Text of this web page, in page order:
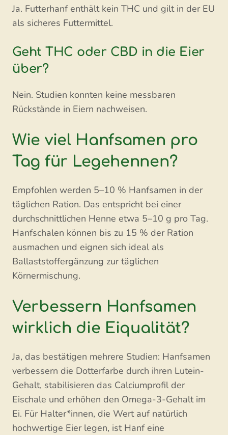
Ja. Futterhanf enthält kein THC und gilt in der EU
als sicheres Futtermittel.
Geht THC oder CBD in die Eier
über?
Nein. Studien konnten keine messbaren
Rückstände in Eiern nachweisen.
Wie viel Hanfsamen pro
Tag für Legehennen?
Empfohlen werden 5–10 % Hanfsamen in der
täglichen Ration. Das entspricht bei einer
durchschnittlichen Henne etwa 5–10 g pro Tag.
Hanfschalen können bis zu 15 % der Ration
ausmachen und eignen sich ideal als
Ballaststoffergänzung zur täglichen
Körnermischung.
Verbessern Hanfsamen
wirklich die Eiqualität?
Ja, das bestätigen mehrere Studien: Hanfsamen
verbessern die Dotterfarbe durch ihren Lutein-
Gehalt, stabilisieren das Calciumprofil der
Eischale und erhöhen den Omega-3-Gehalt im
Ei. Für Halter*innen, die Wert auf natürlich
hochwertige Eier legen, ist Hanf eine